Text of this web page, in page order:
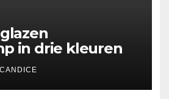
in drie kleuren
CANDICE